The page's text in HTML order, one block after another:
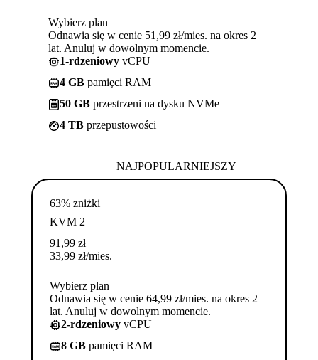
Wybierz plan
Odnawia się w cenie 51,99 zł/mies. na okres 2
lat. Anuluj w dowolnym momencie.
1-rdzeniowy vCPU
4 GB pamięci RAM
50 GB przestrzeni na dysku NVMe
4 TB przepustowości
NAJPOPULARNIEJSZY
63% zniżki
KVM 2
91,99 zł
33,99 zł/mies.
Wybierz plan
Odnawia się w cenie 64,99 zł/mies. na okres 2
lat. Anuluj w dowolnym momencie.
2-rdzeniowy vCPU
8 GB pamięci RAM